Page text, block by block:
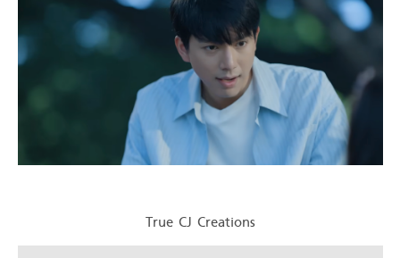
True CJ Creations